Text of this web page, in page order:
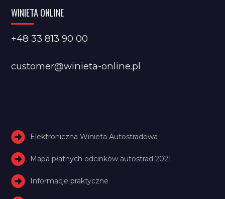
WINIETA ONLINE
+48 33 813 90 00
customer@winieta-online.pl
Elektroniczna Winieta Autostradowa
Mapa płatnych odcinków autostrad 2021
Informacje praktyczne